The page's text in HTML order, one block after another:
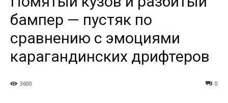
бампер — пустяк по
сравнению с эмоциями
карагандинских дрифтеров
0
3600